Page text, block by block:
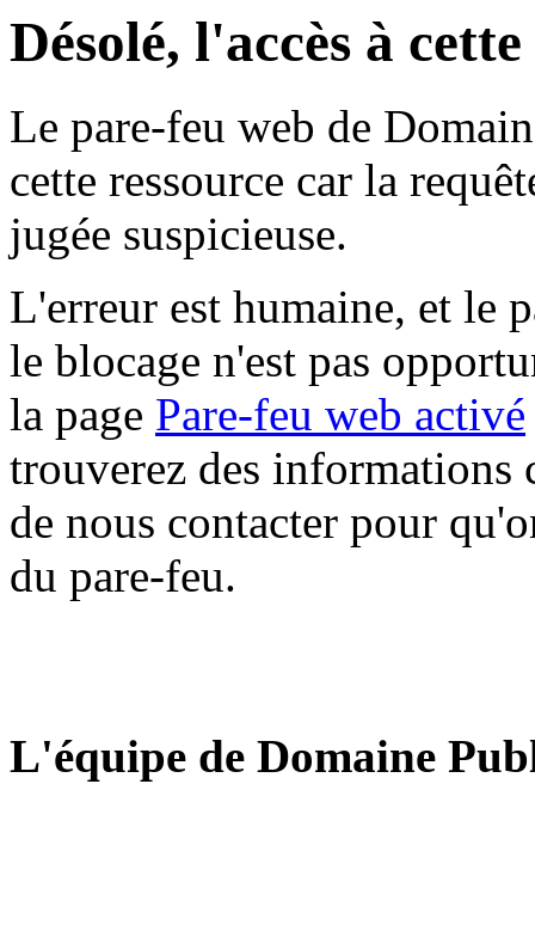
Désolé, l'accès à
Le pare-feu web de
cette ressource car la
jugée suspicieuse.
L'erreur est humaine, et le
le blocage n'est pas
la page Pare-feu web activé
trouverez des informations
de nous contacter pour
du pare-feu.
L'équipe de Domaine